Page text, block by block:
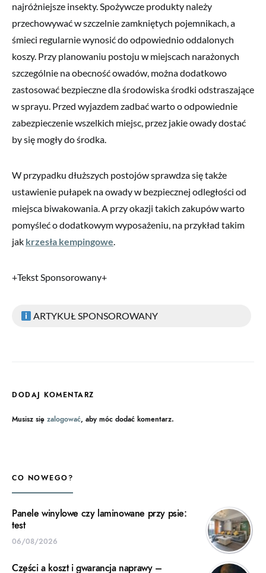
najróżniejsze insekty. Spożywcze produkty należy
przechowywać w szczelnie zamkniętych pojemnikach, a
śmieci regularnie wynosić do odpowiednio oddalonych
koszy. Przy planowaniu postoju w miejscach narażonych
szczególnie na obecność owadów, można dodatkowo
zastosować bezpieczne dla środowiska środki odstraszające
w sprayu. Przed wyjazdem zadbać warto o odpowiednie
zabezpieczenie wszelkich miejsc, przez jakie owady dostać
by się mogły do środka.
W przypadku dłuższych postojów sprawdza się także
ustawienie pułapek na owady w bezpiecznej odległości od
miejsca biwakowania. A przy okazji takich zakupów warto
pomyśleć o dodatkowym wyposażeniu, na przykład takim
jak krzesła kempingowe.
+Tekst Sponsorowany+
ARTYKUŁ SPONSOROWANY
DODAJ KOMENTARZ
Musisz się zalogować, aby móc dodać komentarz.
CO NOWEGO?
Panele winylowe czy laminowane przy psie:
test
06/08/2026
Części a koszt i gwarancja naprawy –